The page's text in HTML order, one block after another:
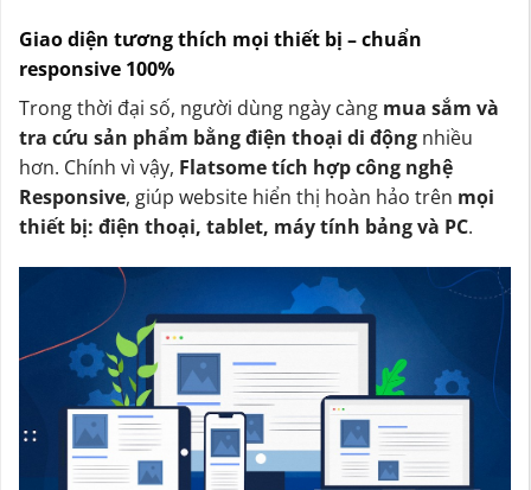
Giao diện tương thích mọi thiết bị – chuẩn
responsive 100%
Trong thời đại số, người dùng ngày càng mua sắm và
tra cứu sản phẩm bằng điện thoại di động nhiều
hơn. Chính vì vậy, Flatsome tích hợp công nghệ
Responsive, giúp website hiển thị hoàn hảo trên mọi
thiết bị: điện thoại, tablet, máy tính bảng và PC.